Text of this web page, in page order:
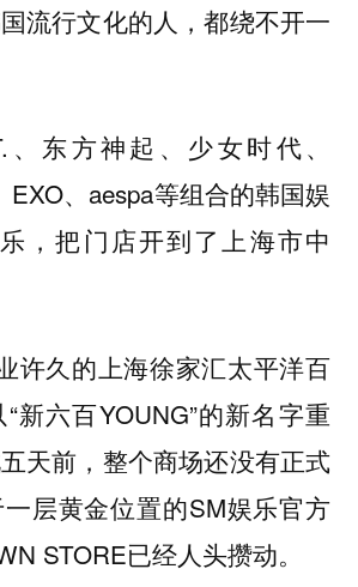
流行文化的人，都绕不开一
、东方神起、少女时代、
EXO、aespa等组合的韩国娱
，把门店开到了上海市中
许久的上海徐家汇太平洋百
新六百YOUNG”的新名字重
天前，整个商场还没有正式
层黄金位置的SM娱乐官方
STORE已经人头攒动。